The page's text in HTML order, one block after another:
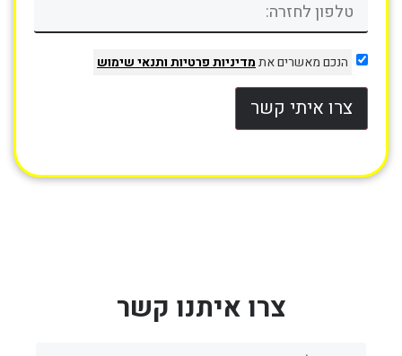
הנכם מאשרים אתמדיניות פרטיותותנאי שימוש
צרו איתי קשר
צרו איתנו קשר